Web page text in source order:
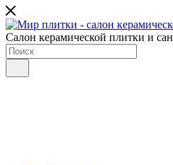
Салон керамической плитки и